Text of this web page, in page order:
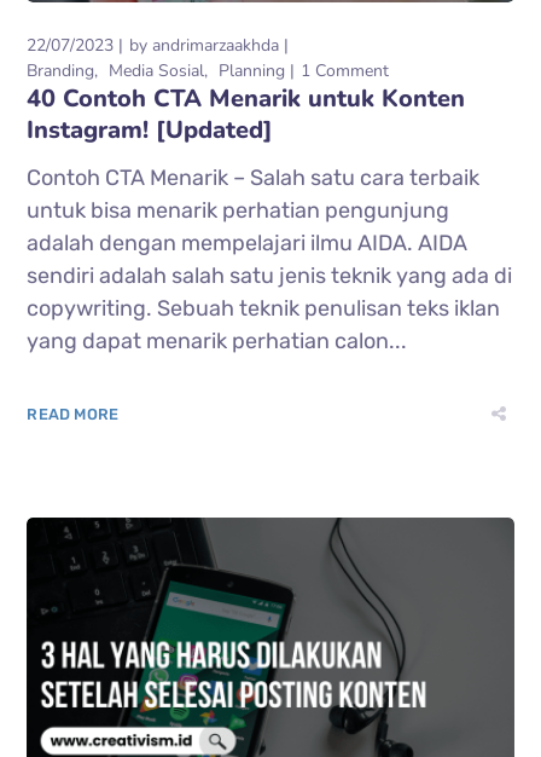
22/07/2023 by andrimarzaakhda
Branding
Media Sosial Planning 1 Comment
40 Contoh CTA Menarik untuk Konten
Instagram! [Updated]
Contoh CTA Menarik – Salah satu cara terbaik
untuk bisa menarik perhatian pengunjung
adalah dengan mempelajari ilmu AIDA. AIDA
sendiri adalah salah satu jenis teknik yang ada di
copywriting. Sebuah teknik penulisan teks iklan
yang dapat menarik perhatian calon...
READ MORE